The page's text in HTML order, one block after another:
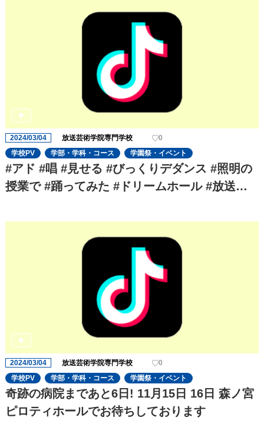
2024/03/04 放送芸術学院専門学校
0
学校PV
学部・学科・コース 学園祭・イベント
#アド #唱 #見せる #びっくりデダンス #照明の
授業で #踊ってみた #ドリームホール #放送芸
常 #学生 #USJハロウィン #usjホラーナイト #u
sj唱ダンスチャレンジ #ハロウィンホラーナイ
2024/03/04 放送芸術学院専門学校
0
学校PV
学部・学科・コース 学園祭・イベント
奇跡の病院まであと6日! 11月15日 16日 森ノ宮
ピロティホールでお待ちしております